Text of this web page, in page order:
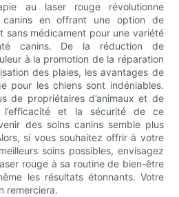
au laser rouge révolutionne
canins en offrant une option de
sans médicament pour une variété
canins. De la réduction de
à la promotion de la réparation
des plaies, les avantages de
pour les chiens sont indéniables.
de propriétaires d’animaux et de
l’efficacité et la sécurité de ce
des soins canins semble plus
si vous souhaitez offrir à votre
soins possibles, envisagez
rouge à sa routine de bien-être
les résultats étonnants. Votre
remerciera.